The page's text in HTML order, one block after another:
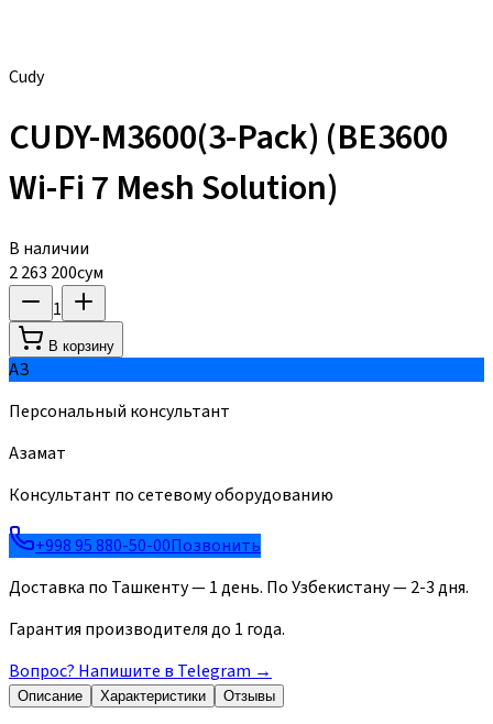
Cudy
CUDY-M3600(3-Pack) (BE3600
Wi-Fi 7 Mesh Solution)
В наличии
2 263 200сум
1
В корзину
АЗ
Персональный консультант
Азамат
Консультант по сетевому оборудованию
+998 95 880-50-00Позвонить
Доставка по Ташкенту — 1 день. По Узбекистану — 2-3 дня.
Гарантия производителя до 1 года.
Вопрос? Напишите в Telegram →
Описание Характеристики Отзывы